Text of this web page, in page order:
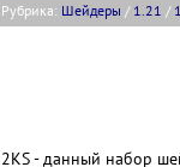
Рубрика: Шейдеры / 1.21 /
2KS - данный набор